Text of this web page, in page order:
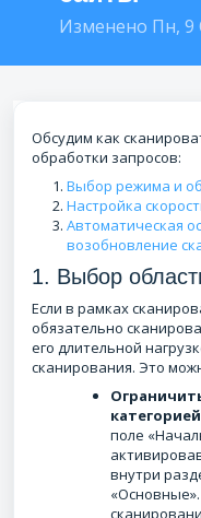
Изменено Пн, 9
Обсудим как
обработки запросов:
Выбор режима и
Настройка
Автоматическая
возобновление
1. Выбор
Если в рамках
обязательно
его длительной
сканирования. Это
категорией
поле
внутри